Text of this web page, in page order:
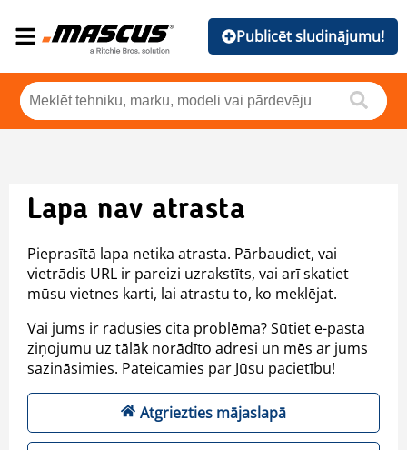
Publicēt sludinājumu!
Lapa nav atrasta
Pieprasītā lapa netika atrasta. Pārbaudiet, vai
vietrādis URL ir pareizi uzrakstīts, vai arī skatiet
mūsu vietnes karti, lai atrastu to, ko meklējat.
Vai jums ir radusies cita problēma? Sūtiet e-pasta
ziņojumu uz tālāk norādīto adresi un mēs ar jums
sazināsimies. Pateicamies par Jūsu pacietību!
Atgriezties mājaslapā